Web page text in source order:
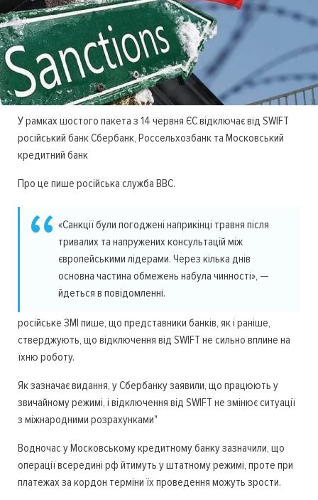
У рамках шостого пакета з 14 червня ЄС відключає від SWIFT
російський банк Сбербанк, Россельхозбанк та Московський
кредитний банк
Про це пише російська служба BBC.
«Санкції були погоджені наприкінці травня після
тривалих та напружених консультацій між
європейськими лідерами. Через кілька днів
основна частина обмежень набула чинності», —
йдеться в повідомленні.
російське ЗМІ пише, що представники банків, як і раніше,
стверджують, що відключення від SWIFT не сильно вплине на
їхню роботу.
Як зазначає видання, у Сбербанку заявили, що працюють у
звичайному режимі, і відключення від SWIFT не змінює ситуації
з міжнародними розрахунками"
Водночас у Московському кредитному банку зазначили, що
операції всередині рф йтимуть у штатному режимі, проте при
платежах за кордон терміни їх проведення можуть зрости.